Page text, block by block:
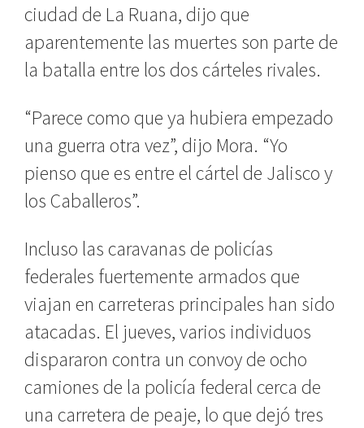
ciudad de La Ruana, dijo que
aparentemente las muertes son parte de
la batalla entre los dos cárteles rivales.
“Parece como que ya hubiera empezado
una guerra otra vez”, dijo Mora. “Yo
pienso que es entre el cártel de Jalisco y
los Caballeros”.
Incluso las caravanas de policías
federales fuertemente armados que
viajan en carreteras principales han sido
atacadas. El jueves, varios individuos
dispararon contra un convoy de ocho
camiones de la policía federal cerca de
una carretera de peaje, lo que dejó tres